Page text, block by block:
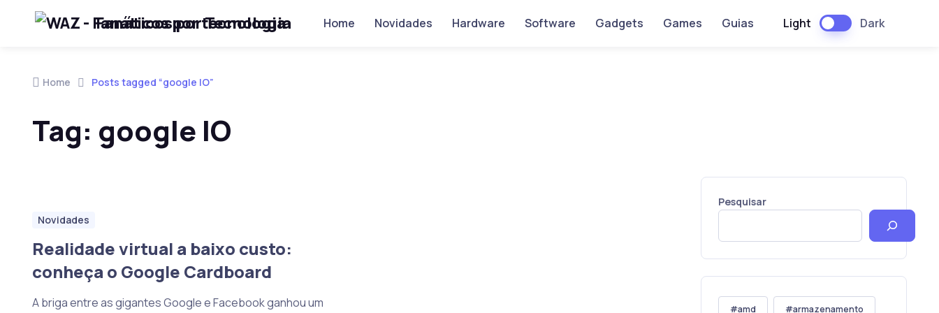
Skip to navigation
Skip to contentFanáticos por Tecnologia Home Novidades Hardware Software Gadgets Games Guias Light Dark
Home Posts tagged “google IO”
Tag: google IO
Novidades
Realidade virtual a baixo custo:
conheça o Google Cardboard
A briga entre as gigantes Google e Facebook ganhou um
Pesquisar
amd armazenamento